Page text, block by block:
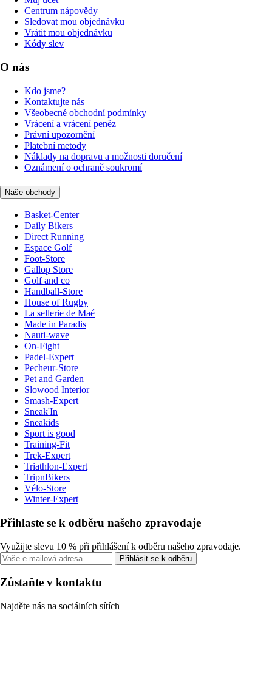
Centrum nápovědy
Sledovat mou objednávku
Vrátit mou objednávku
Kódy slev
O nás
Kdo jsme?
Kontaktujte nás
Všeobecné obchodní podmínky
Vrácení a vrácení peněz
Právní upozornění
Platební metody
Náklady na dopravu a možnosti doručení
Oznámení o ochraně soukromí
Naše obchody
Basket-Center
Daily Bikers
Direct Running
Espace Golf
Foot-Store
Gallop Store
Golf and co
Handball-Store
House of Rugby
La sellerie de Maé
Made in Paradis
Nauti-wave
On-Fight
Padel-Expert
Pecheur-Store
Pet and Garden
Slowood Interior
Smash-Expert
Sneak'In
Sneakids
Sport is good
Training-Fit
Trek-Expert
Triathlon-Expert
TripnBikers
Vélo-Store
Winter-Expert
Přihlaste se k odběru našeho zpravodaje
Využijte slevu 10 % při přihlášení k odběru našeho zpravodaje.
Přihlásit se k odběru
Zůstaňte v kontaktu
Najděte nás na sociálních sítích